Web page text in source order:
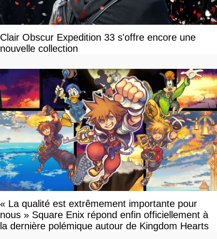
Clair Obscur Expedition 33 s'offre encore une
nouvelle collection
« La qualité est extrêmement importante pour
nous » Square Enix répond enfin officiellement à
la dernière polémique autour de Kingdom Hearts